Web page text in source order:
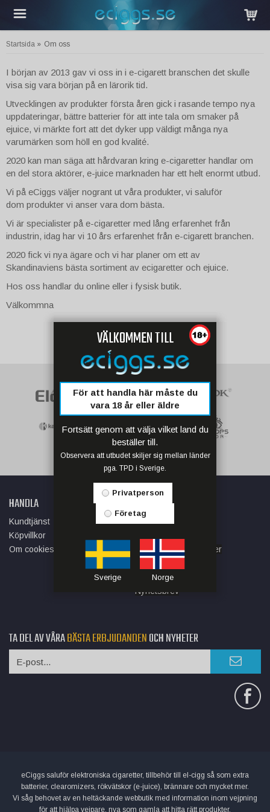
Startsida » Om oss
I början av 2013 gav vi oss in i e-cigarett branschen det skulle
visa sig vara början på en lärorik tid.
Utvecklingen av produkter första åren gick i rasande tempo nya
uppdateringar, bättre batterier för att inte tala om smaker på
ejuice, vi märkte fort att det dyker upp väldigt många nya
varumärken som höll en god kvalité.
2020 kan man säga att hårdvaran kring e-cigaretter handlar om
en del stora aktörer, e-juice marknaden har ett helt enormt utbud.
Vi på eCiggs väljer nogrant ut våra produkter, vi saluför
dom produkter vi anser vara dom bästa.
Vi är specialister på e-cigaretter med lång erfarenhet från
industrin, idag har vi 10 års erfarenhet från e-cigarett branchen.
2020 fick vi nya ägare och vi har planer om ett av
Skandinaviens bästa sortiment av ecigaretter och ejuice.
Hos oss handlar du online eller i fysisk butik.
Välkommna
HANDLA
Kundtjänst
Köpvillkor
Om cookies
INFORMATION
Artiklar om e-cigaretter
Nyheter
Nyhetsbrev
TA DEL AV VÅRABÄSTA ERBJUDANDENOCH NYHETER
eCiggs saluför elektroniska cigaretter, tillbehör till el-cigg så som extra
batterier, clearomizers, rökvätskor (e-juice), brännare och mycket mer.
Vi såg behovet av en heltäckande webbutik med information inom vejpning
för att hjälpa vejpare, nya som gamla att hitta rätt produkter.
VÄLKOMMEN TILL
För att handla här måste du
vara 18 år eller äldre
Fortsätt genom att välja vilket land du
beställer till.
Observera att utbudet skiljer sig mellan länder
pga. TPD i Sverige.
Privatperson
Företag
Sverige Norge